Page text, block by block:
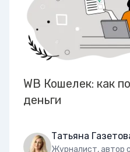
WB Кошелек: как
деньги
Татьяна
Журналист, автор